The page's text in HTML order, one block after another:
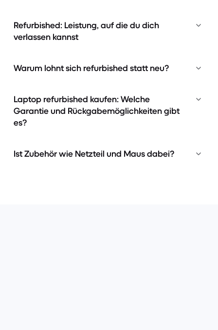
Refurbished: Leistung, auf die du dich
verlassen kannst
Warum lohnt sich refurbished statt neu?
Laptop refurbished kaufen: Welche
Garantie und Rückgabemöglichkeiten gibt
es?
Ist Zubehör wie Netzteil und Maus dabei?